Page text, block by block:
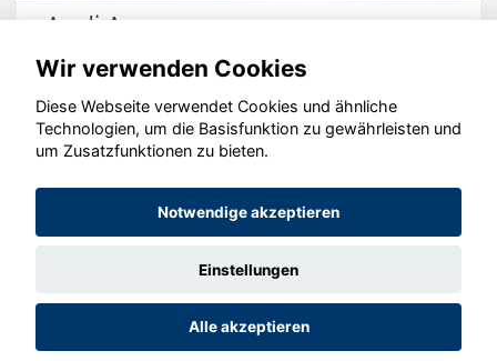
© konjunkturmotor.de GmbH 2020 - 2026
Wir verwenden Cookies
Diese Webseite verwendet Cookies und ähnliche
Technologien, um die Basisfunktion zu gewährleisten und
um Zusatzfunktionen zu bieten.
Notwendige akzeptieren
Einstellungen
Alle akzeptieren